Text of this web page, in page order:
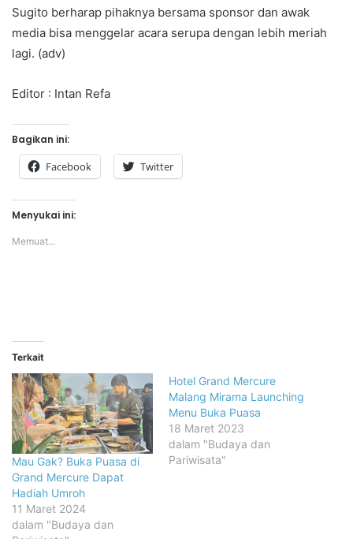
Sugito berharap pihaknya bersama sponsor dan awak
media bisa menggelar acara serupa dengan lebih meriah
lagi. (adv)
Editor : Intan Refa
Bagikan ini:
Facebook Twitter
Menyukai ini:
Memuat...
Terkait
Mau Gak? Buka Puasa di
Grand Mercure Dapat
Hadiah Umroh
11 Maret 2024
dalam "Budaya dan
Hotel Grand Mercure
Malang Mirama Launching
Menu Buka Puasa
18 Maret 2023
dalam "Budaya dan
Pariwisata"